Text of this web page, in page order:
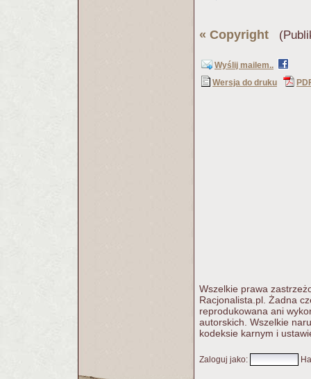
« Copyright
Wyślij mailem..
Wersja do druku
Wszelkie prawa
Racjonalista.pl. Żadna
reprodukowana ani
autorskich. Wszelkie
kodeksie karnym i
Zaloguj jako: